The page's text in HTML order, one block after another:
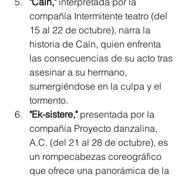
compañía Intermitente teatro (del
15 al 22 de octubre), narra la
historia de Caín, quien enfrenta
las consecuencias de su acto tras
asesinar a su hermano,
sumergiéndose en la culpa y el
tormento.
"Ek-sistere," presentada por la
compañía Proyecto danzalina,
A.C. (del 21 al 28 de octubre), es
un rompecabezas coreográfico
que ofrece una panorámica de la